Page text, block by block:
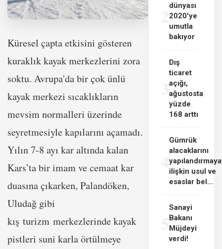
Küresel çapta etkisini gösteren
kuraklık kayak merkezlerini zora
soktu. Avrupa'da bir çok ünlü
kayak merkezi sıcaklıkların
mevsim normalleri üzerinde
seyretmesiyle kapılarını açamadı.
Yılın 7-8 ayı kar altında kalan
Kars’ta bir imam ve cemaat kar
duasına çıkarken, Palandöken,
Uludağ gibi
kış turizm merkezlerinde kayak
pistleri suni karla örtülmeye
dünyası
2020'ye
umutla
bakıyor
3
Dış
ticaret
açığı,
ağustosta
yüzde
168 arttı
4
Gümrük
alacaklarını
yapılandırmaya
ilişkin usul ve
esaslar bel...
Sanayi
Bakanı
Müjdeyi
verdi!